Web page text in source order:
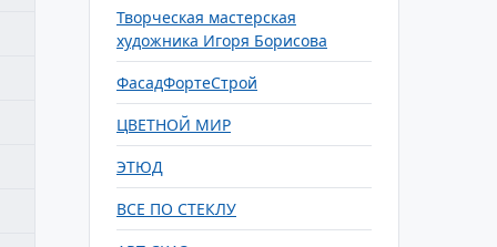
Творческая мастерская
художника Игоря Борисова
ФасадФортеСтрой
ЦВЕТНОЙ МИР
ЭТЮД
ВСЕ ПО СТЕКЛУ